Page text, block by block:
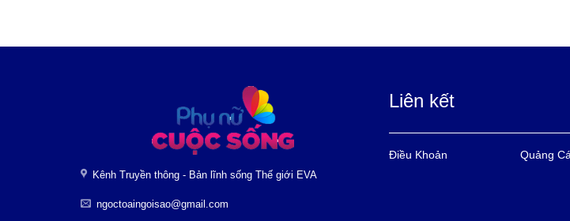
Kênh Truyền thông - Bản lĩnh sống Thế giới EVA
ngoctoaingoisao@gmail.com
Liên kết
Điều Khoản Quảng